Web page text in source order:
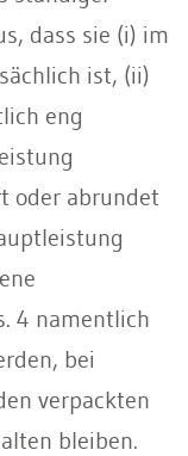
dass sie (i) im
ist, (ii)
eng
oder abrundet
4 namentlich
bei
verpackten
bleiben.